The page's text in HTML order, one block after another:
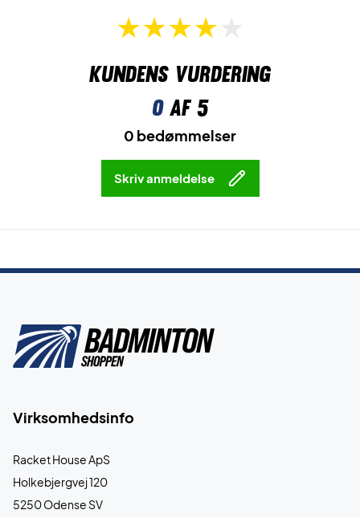
Kundens vurdering
0af 5
0 bedømmelser
Skriv anmeldelse
Virksomhedsinfo
Racket House ApS
Holkebjergvej 120
5250 Odense SV